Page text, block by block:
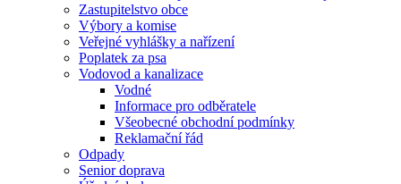
Zastupitelstvo obce
Výbory a komise
Veřejné vyhlášky a nařízení
Poplatek za psa
Vodovod a kanalizace
Vodné
Informace pro odběratele
Všeobecné obchodní podmínky
Reklamační řád
Odpady
Senior doprava